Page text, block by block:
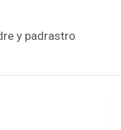
y padrastro